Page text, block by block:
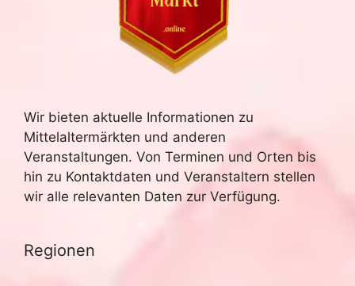
Wir bieten aktuelle Informationen zu
Mittelaltermärkten und anderen
Veranstaltungen. Von Terminen und Orten bis
hin zu Kontaktdaten und Veranstaltern stellen
wir alle relevanten Daten zur Verfügung.
Regionen